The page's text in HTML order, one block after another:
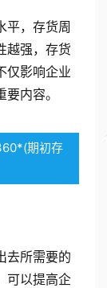
平，存货周
越强，存货
仅影响企业
内容。
期初存
去所需要的
可以提高企